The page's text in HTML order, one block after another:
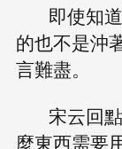
即使知
的也不是沖
言難盡。
宋云回
麼東西需要